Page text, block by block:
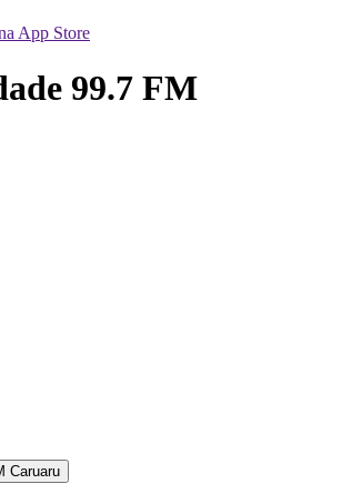
App Store
99.7 FM
Caruaru